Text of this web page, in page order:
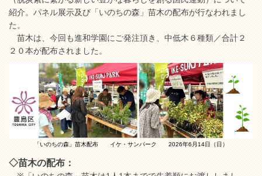
紹介。パネル展示及び「いのちの森」苗木の配布が行なわれまし
た。
苗木は、今回も進和学園にご発注頂き、中低木６種類／合計２
２０本が配布されました。
「いのちの森」苗木配布 イケ・サンパーク 2026年6月14日（日）
◇苗木の配布：